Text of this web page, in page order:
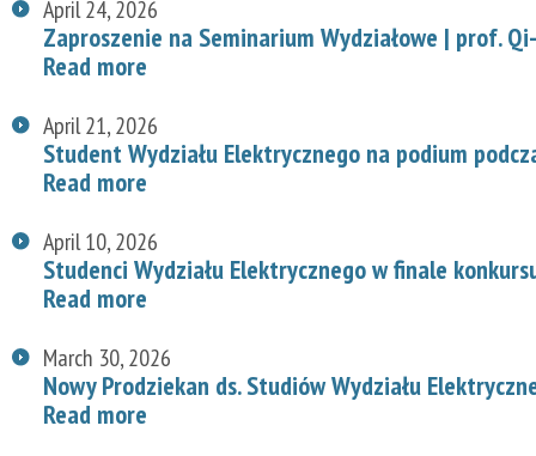
April 24, 2026
Zaproszenie na Seminarium Wydziałowe | prof.
Read more
April 21, 2026
Student Wydziału Elektrycznego na podium
Read more
April 10, 2026
Studenci Wydziału Elektrycznego w finale
Read more
March 30, 2026
Nowy Prodziekan ds. Studiów Wydziału
Read more